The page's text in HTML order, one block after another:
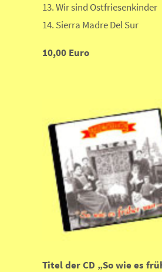
13. Wir sind Ostfriesenkinder
14. Sierra Madre Del Sur
10,00 Euro
Titel der CD „So wie es